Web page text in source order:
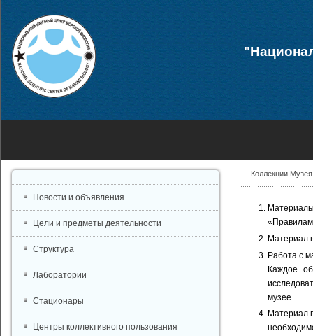
Коллекции Музея
Материал
Работа с
Каждое
музее.
Материал
Новости и объявления
Цели и предметы деятельности
Структура
Лаборатории
Стационары
Центры коллективного пользования